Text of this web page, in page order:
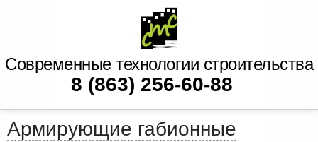
Современные технологии строительства
8 (863) 256-60-88
Армирующие габионные